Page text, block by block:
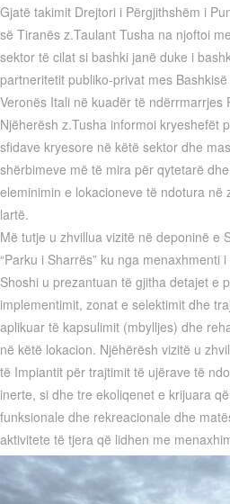
Gjatë takimit Drejtori i Përgjithshëm i
së Tiranës z.Taulant Tusha na njoftoi
sektor të cilat si bashki janë duke i
partneritetit publiko-privat mes
Veronës Itali në kuadër të ndërrmarrjes
Njëherësh z.Tusha informoi kryeshefët
sfidave kryesore në këtë sektor dhe
shërbimeve më të mira për qytetarë
eleminimin e lokacioneve të ndotura në
lartë.
Më tutje u zhvillua vizitë në deponinë e
“Parku i Sharrës” ku nga menaxhmenti
Shoshi u prezantuan të gjitha detajet e
implementimit, zonat e selektimit dhe
aplikuar të kapsulimit (mbylljes) dhe
në këtë lokacion. Njëhërësh vizitë u
të Impiantit për trajtimit të ujërave të
inerte, si dhe tre ekoliqenet e krijuara
funksionale dhe rekreacionale dhe
aktivitete të tjera që lidhen me